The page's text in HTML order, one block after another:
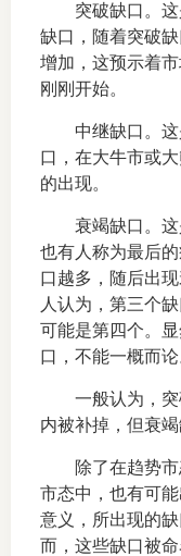
突破缺口。这
缺口，随着突破
增加，这预示着
刚刚开始。
中继缺口。这
口，在大牛市或
的出现。
衰竭缺口。这
也有人称为最后
口越多，随后出
人认为，第三个
可能是第四个。
口，不能一概而论
一般认为，突
内被补掉，但衰
除了在趋势市
市态中，也有可
意义，所出现的
而，这些缺口被